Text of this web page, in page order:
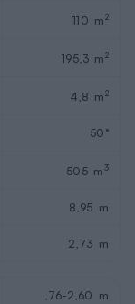
110 m2
195,3 m2
4,8 m2
50°
505 m3
8,95 m
2,73 m
,76-2,60 m